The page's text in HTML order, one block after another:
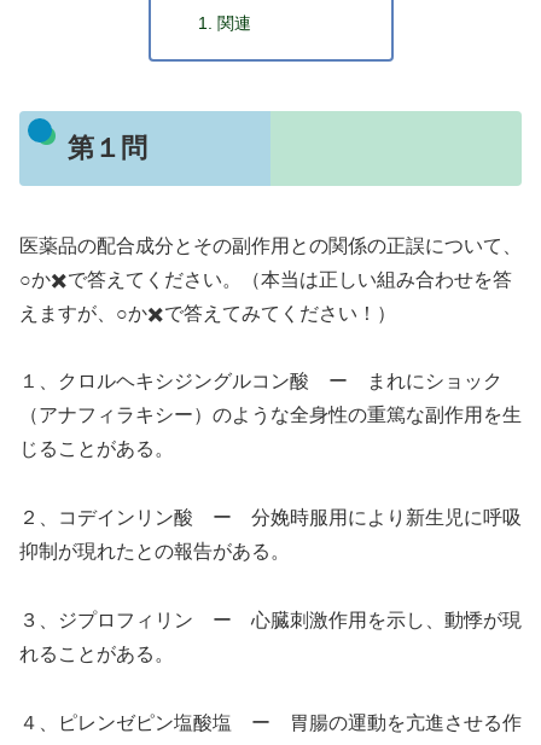
関連
第１問
医薬品の配合成分とその副作用との関係の正誤について、
○か✖️で答えてください。（本当は正しい組み合わせを答
えますが、○か✖️で答えてみてください！）
１、クロルヘキシジングルコン酸 ー まれにショック
（アナフィラキシー）のような全身性の重篤な副作用を生
じることがある。
２、コデインリン酸 ー 分娩時服用により新生児に呼吸
抑制が現れたとの報告がある。
３、ジプロフィリン ー 心臓刺激作用を示し、動悸が現
れることがある。
４、ピレンゼピン塩酸塩 ー 胃腸の運動を亢進させる作